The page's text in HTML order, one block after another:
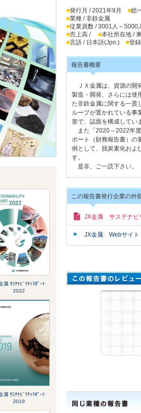
属 ｻｽﾃﾅﾋﾞﾘﾃｨﾘﾎﾟｰﾄ
2022
属 ｻｽﾃﾅﾋﾞﾘﾃｨﾘﾎﾟｰﾄ
2019
■発行月 / 2021年9月 ■総
■業種 / 非鉄金属
■従業員数 / 3001人～5000
■売上高 / ■本社所在地 /
■言語 / 日本語(Jpn.) ■登
報告書概要
ＪＸ金属は、資源の開
製造・開発、さらには使
た非鉄金属に関する一貫
ループが置かれている事
形で、誌面を構成してい
また「2020～2022年度
ポート（財務報告書）の
例として、脱炭素化およ
す。
是非、ご一読下さい。
この報告書発行企業の外
JX金属 サステナビ
JX金属 Webサイト